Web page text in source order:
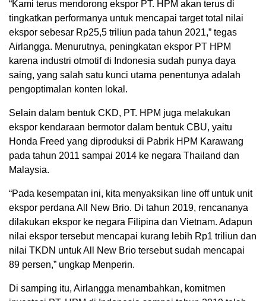
“Kami terus mendorong ekspor PT. HPM akan terus di
tingkatkan performanya untuk mencapai target total nilai
ekspor sebesar Rp25,5 triliun pada tahun 2021,” tegas
Airlangga. Menurutnya, peningkatan ekspor PT HPM
karena industri otmotif di Indonesia sudah punya daya
saing, yang salah satu kunci utama penentunya adalah
pengoptimalan konten lokal.
Selain dalam bentuk CKD, PT. HPM juga melakukan
ekspor kendaraan bermotor dalam bentuk CBU, yaitu
Honda Freed yang diproduksi di Pabrik HPM Karawang
pada tahun 2011 sampai 2014 ke negara Thailand dan
Malaysia.
“Pada kesempatan ini, kita menyaksikan line off untuk unit
ekspor perdana All New Brio. Di tahun 2019, rencananya
dilakukan ekspor ke negara Filipina dan Vietnam. Adapun
nilai ekspor tersebut mencapai kurang lebih Rp1 triliun dan
nilai TKDN untuk All New Brio tersebut sudah mencapai
89 persen,” ungkap Menperin.
Di samping itu, Airlangga menambahkan, komitmen